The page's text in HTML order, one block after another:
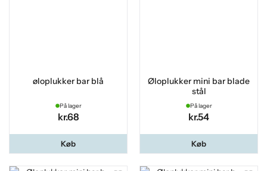
øloplukker bar blå
På lager
kr.68
Køb
Øloplukker mini bar blade
stål
På lager
kr.54
Køb